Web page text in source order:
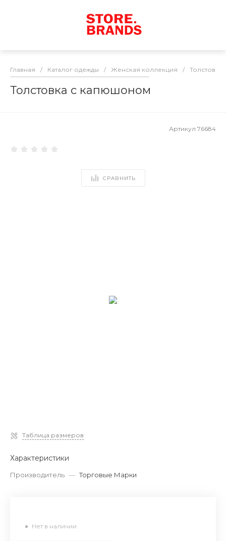
Главная / Каталог одежды / Женская коллекция / Толстовки
Толстовка с капюшоном
Артикул 76684
СРАВНИТЬ
Таблица размеров
Характеристики
Производитель — Торговые Марки
Нет в наличии